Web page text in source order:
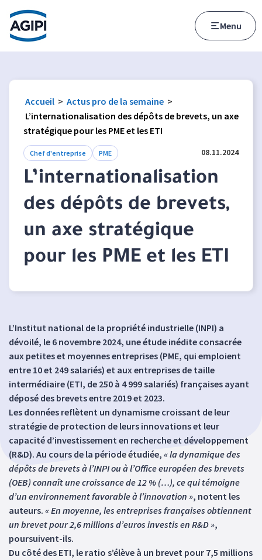
Accès au menu
Accès au contenu principal
Menu
Accueil > Actus pro de la semaine >
L’internationalisation des dépôts de brevets, un axe
stratégique pour les PME et les ETI
Chef d'entreprise PME 08.11.2024
L’internationalisation
des dépôts de brevets,
un axe stratégique
pour les PME et les ETI
L’Institut national de la propriété industrielle (INPI) a
dévoilé, le 6 novembre 2024, une étude inédite consacrée
aux petites et moyennes entreprises (PME, qui emploient
entre 10 et 249 salariés) et aux entreprises de taille
intermédiaire (ETI, de 250 à 4 999 salariés) françaises ayant
déposé des brevets entre 2019 et 2023.
Les données reflètent un dynamisme croissant de leur
stratégie de protection de leurs innovations et leur
capacité d’investissement en recherche et développement
(R&D). Au cours de la période étudiée, « la dynamique des
dépôts de brevets à l’INPI ou à l’Office européen des brevets
(OEB) connaît une croissance de 12 % (…), ce qui témoigne
d’un environnement favorable à l’innovation », notent les
auteurs. « En moyenne, les entreprises françaises obtiennent
un brevet pour 2,6 millions d’euros investis en R&D »,
poursuivent-ils.
Du côté des ETI, le ratio s’élève à un brevet pour 7,5 millions